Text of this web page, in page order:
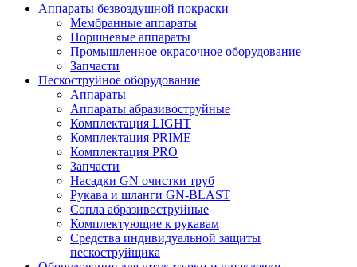
Аппараты безвоздушной покраски
Мембранные аппараты
Поршневые аппараты
Промышленное окрасочное оборудование
Запчасти
Пескоструйное оборудование
Аппараты
Аппараты абразивоструйные
Комплектация LIGHT
Комплектация PRIME
Комплектация PRO
Запчасти
Насадки GN очистки труб
Рукава и шланги GN-BLAST
Сопла абразивоструйные
Комплектующие к рукавам
Средства индивидуальной защиты
пескоструйщика